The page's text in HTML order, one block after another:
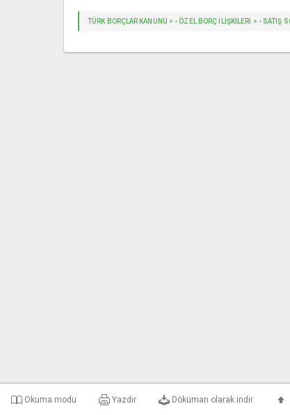
TÜRK BORÇLAR KANUNU > - ÖZEL BORÇ İLIŞKILERI > - SATIŞ
Okuma modu Yazdır Döküman olarak indir